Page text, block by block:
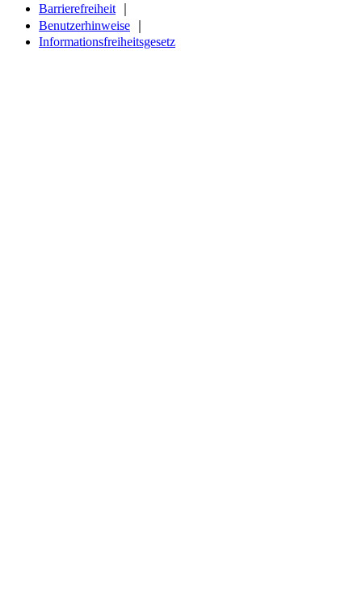
Barrierefreiheit
Benutzerhinweise
Informationsfreiheitsgesetz